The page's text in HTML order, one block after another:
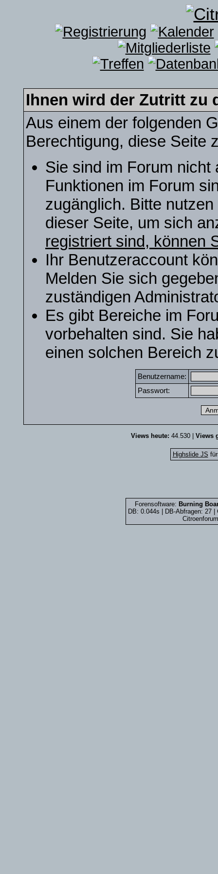
Ihnen wird der Zutritt zu
Aus einem der folgenden
Berechtigung, diese Seite
Sie sind im Forum nicht
Funktionen im Forum
zugänglich. Bitte
dieser Seite, um sich
registriert sind, können
Ihr Benutzeraccount
Melden Sie sich
zuständigen
Es gibt Bereiche im
vorbehalten sind. Sie
einen solchen Bereich
Benutzername:
Passwort:
Views heute: 44.530 | Views
Highslide JS
Forensoftware: Burning
DB: 0.044s | DB-Abfragen: 27